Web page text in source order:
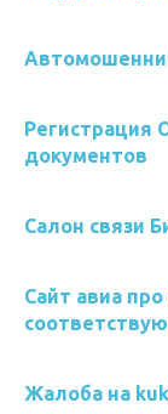
документов
Салон связи
Сайт авиа
Жалоба на